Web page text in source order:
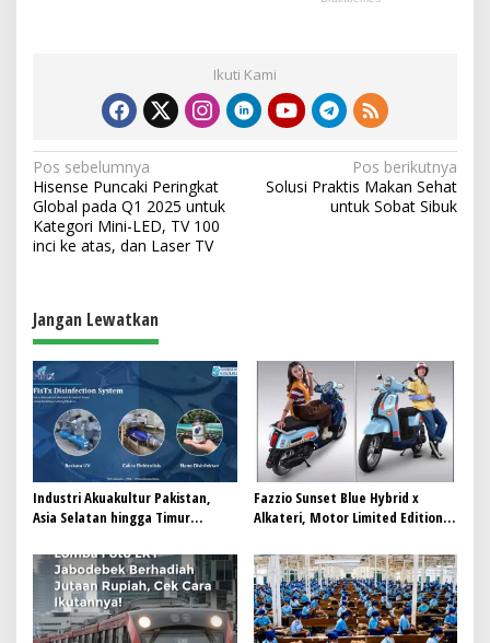
Ikuti Kami
N
a
v
i
a
s
i
p
o
s
Pos sebelumnya
Hisense Puncaki Peringkat
Global pada Q1 2025 untuk
Kategori Mini-LED, TV 100
inci ke atas, dan Laser TV
Pos berikutnya
Solusi Praktis Makan Sehat
untuk Sobat Sibuk
Jangan Lewatkan
Industri Akuakultur Pakistan,
Asia Selatan hingga Timur
Terlengkap dari Indonesia
Fazzio Sunset Blue Hybrid x
Alkateri, Motor Limited Edition
Future Lo